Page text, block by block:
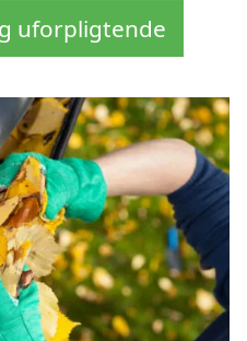
uforpligtende